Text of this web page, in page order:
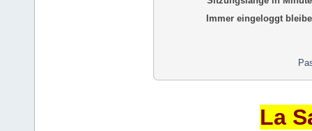
Immer eingeloggt
La